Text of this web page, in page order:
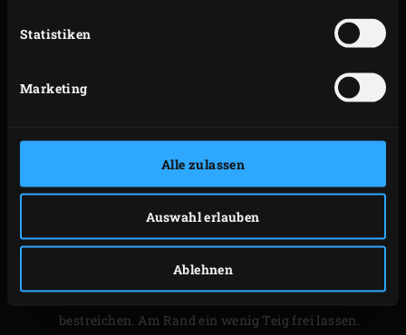
Statistiken
Marketing
Alle zulassen
Auswahl erlauben
Ablehnen
dem
Back- und
Zwischenzeit den Teig in zwei Hälften teilen und
daraus Kugeln formen. Die Teigausrollmatte mit
Mehl bestäuben und die erste Teigkugel mit einer
Teigrolle auf der Matte dünn ausrollen.
DiePizzaschaufel aus Aluminiummit Mehl
bestäuben und den Teigboden darauf legen.
Ausstreichen und mit der Hälfte der Crème fraîche
bestreichen. Am Rand ein wenig Teig frei lassen.